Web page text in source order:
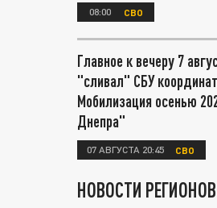
08:00 СВО
Главное к вечеру 7
"сливал" СБУ
Мобилизация осенью
Днепра"
07 АВГУСТА 20:45 СВО
НОВОСТИ РЕГИОНОВ